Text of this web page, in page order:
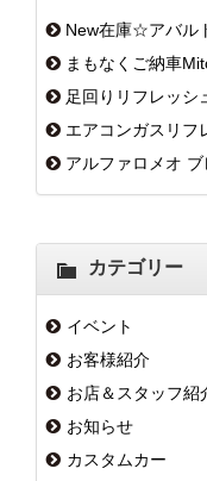
New在庫☆アバル
まもなくご納車
足回りリフレッ
エアコンガスリフ
アルファロメオ
カテゴリー
イベント
お客様紹介
お店＆スタッフ紹
お知らせ
カスタムカー